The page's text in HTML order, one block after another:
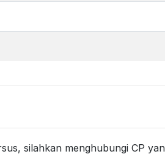
silahkan menghubungi CP